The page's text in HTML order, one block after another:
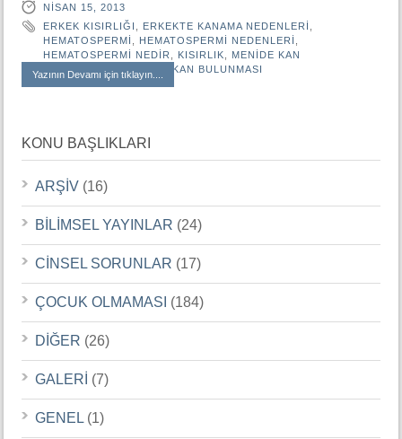
NISAN 15, 2013
ERKEK KISIRLIĞI
ERKEKTE KANAMA NEDENLERI
HEMATOSPERMI
HEMATOSPERMI NEDENLERI
HEMATOSPERMI NEDIR
KISIRLIK
MENIDE KAN
BULUNMASI , SPERMDE KAN BULUNMASI
Yazının Devamı için tıklayın....
KONU BAŞLIKLARI
ARŞİV (16)
BİLİMSEL YAYINLAR (24)
CİNSEL SORUNLAR (17)
ÇOCUK OLMAMASI (184)
DİĞER (26)
GALERİ (7)
GENEL (1)